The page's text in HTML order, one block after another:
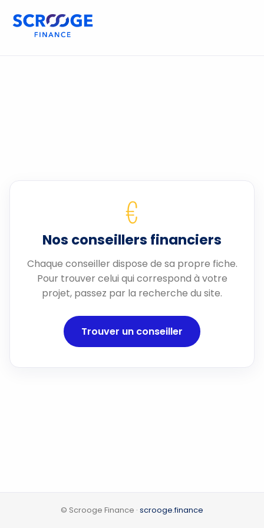
€
Nos conseillers financiers
Chaque conseiller dispose de sa propre fiche.
Pour trouver celui qui correspond à votre
projet, passez par la recherche du site.
Trouver un conseiller
© Scrooge Finance · scrooge.finance